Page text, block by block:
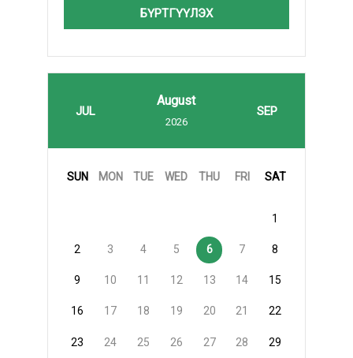
БҮРТГҮҮЛЭХ
JUL
August
2026
SEP
SUN MON TUE WED THU FRI SAT
1
2 3 4 5 6 7 8
9 10 11 12 13 14 15
16 17 18 19 20 21 22
23 24 25 26 27 28 29